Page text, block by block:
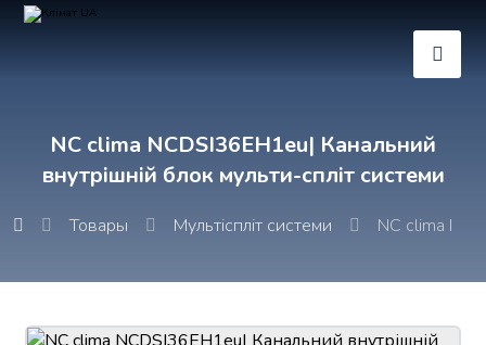
NC clima NCDSI36EH1eu| Канальний
внутрішній блок мульти-спліт системи
Товары Мультіспліт системи NC clima